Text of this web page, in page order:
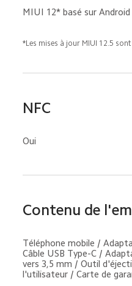
MIUI 12* basé sur Android
*Les mises à jour MIUI 12.5
NFC
Oui
Contenu de
Téléphone mobile /
Câble USB Type-C /
vers 3,5 mm / Outil
l'utilisateur / Carte de